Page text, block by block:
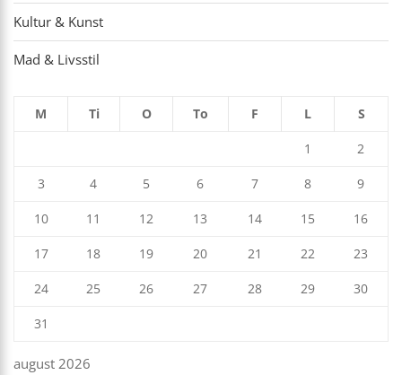
Kultur & Kunst
Mad & Livsstil
august 2026
M Ti O To F L S
1 2
3 4 5 6 7 8 9
10 11 12 13 14 15 16
17 18 19 20 21 22 23
24 25 26 27 28 29 30
31